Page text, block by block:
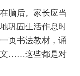
脑后。家长应当
巩固生活作息时
页书法教材，诵
文……这些都是对